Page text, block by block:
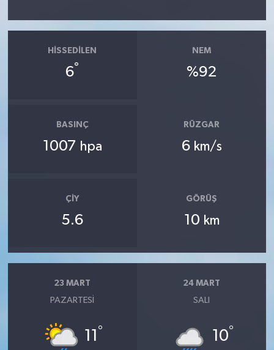
HISSEDILEN
6°
NEM
%92
BASINÇ
1007 hpa
RÜZGAR
6 km/s
ÇIY
5.6
GÖRÜŞ
10 km
23 MART
PAZARTESI
11 °
24 MART
SALI
10°